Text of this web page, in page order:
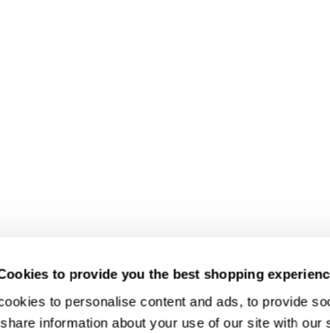
to provide you the best shopping
to personalise content and ads, to provide
information about your use of our site with